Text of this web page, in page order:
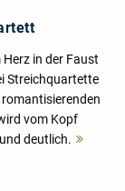
in der Faust
Streichquartette
romantisierenden
vom Kopf
deutlich.